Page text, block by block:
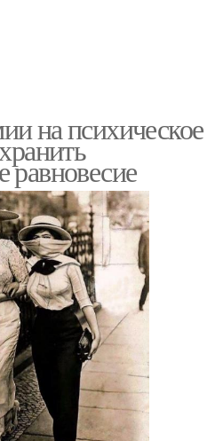
на психическое
равновесие